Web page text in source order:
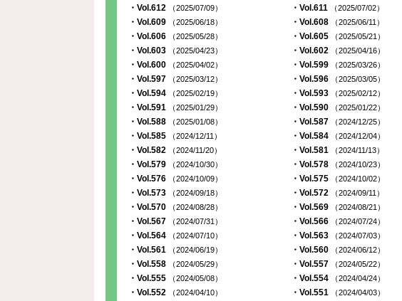
・Vol.612 （2025/07/09） ・Vol.611 （2025/07/02）
・Vol.609 （2025/06/18） ・Vol.608 （2025/06/11）
・Vol.606 （2025/05/28） ・Vol.605 （2025/05/21）
・Vol.603 （2025/04/23） ・Vol.602 （2025/04/16）
・Vol.600 （2025/04/02） ・Vol.599 （2025/03/26）
・Vol.597 （2025/03/12） ・Vol.596 （2025/03/05）
・Vol.594 （2025/02/19） ・Vol.593 （2025/02/12）
・Vol.591 （2025/01/29） ・Vol.590 （2025/01/22）
・Vol.588 （2025/01/08） ・Vol.587 （2024/12/25）
・Vol.585 （2024/12/11） ・Vol.584 （2024/12/04）
・Vol.582 （2024/11/20） ・Vol.581 （2024/11/13）
・Vol.579 （2024/10/30） ・Vol.578 （2024/10/23）
・Vol.576 （2024/10/09） ・Vol.575 （2024/10/02）
・Vol.573 （2024/09/18） ・Vol.572 （2024/09/11）
・Vol.570 （2024/08/28） ・Vol.569 （2024/08/21）
・Vol.567 （2024/07/31） ・Vol.566 （2024/07/24）
・Vol.564 （2024/07/10） ・Vol.563 （2024/07/03）
・Vol.561 （2024/06/19） ・Vol.560 （2024/06/12）
・Vol.558 （2024/05/29） ・Vol.557 （2024/05/22）
・Vol.555 （2024/05/08） ・Vol.554 （2024/04/24）
・Vol.552 （2024/04/10） ・Vol.551 （2024/04/03）